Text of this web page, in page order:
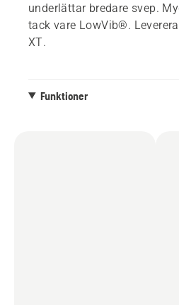
underlättar bredare svep.
tack vare LowVib®.
XT.
Funktioner